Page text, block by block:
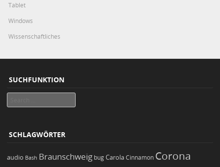
Tablet
Windows
Wissenschaftliches
SUCHFUNKTION
SCHLAGWÖRTER
audio Bash Braunschweig bugCarola Cinnamon Corona